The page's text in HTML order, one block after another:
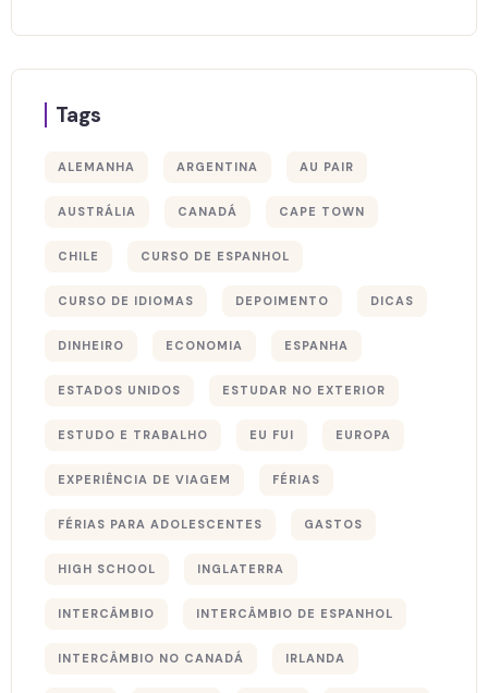
Tags
ALEMANHA ARGENTINA AU PAIR
AUSTRÁLIA CANADÁ CAPE TOWN
CHILE CURSO DE ESPANHOL
CURSO DE IDIOMAS DEPOIMENTO DICAS
DINHEIRO ECONOMIA ESPANHA
ESTADOS UNIDOS ESTUDAR NO EXTERIOR
ESTUDO E TRABALHO EU FUI EUROPA
EXPERIÊNCIA DE VIAGEM FÉRIAS
FÉRIAS PARA ADOLESCENTES GASTOS
HIGH SCHOOL INGLATERRA
INTERCÂMBIO INTERCÂMBIO DE ESPANHOL
INTERCÂMBIO NO CANADÁ IRLANDA